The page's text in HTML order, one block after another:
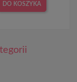
DO KOSZYKA